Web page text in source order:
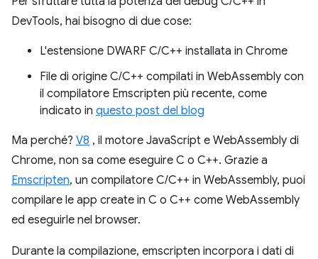
DevTools, hai bisogno di due cose:
L'estensione DWARF C/C++ installata in Chrome
File di origine C/C++ compilati in WebAssembly con
il compilatore Emscripten più recente, come
indicato in questo post del blog
Ma perché? V8 , il motore JavaScript e WebAssembly di
Chrome, non sa come eseguire C o C++. Grazie a
Emscripten, un compilatore C/C++ in WebAssembly, puoi
compilare le app create in C o C++ come WebAssembly
ed eseguirle nel browser.
Durante la compilazione, emscripten incorpora i dati di